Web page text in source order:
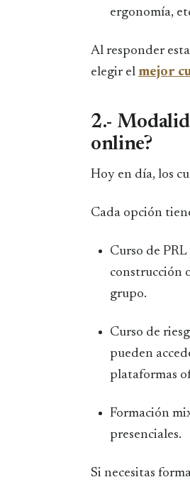
ergonomía,
Al responder
elegir el mejor
2.-
online?
Hoy en día, los
Cada opción
Curso de
construcción
grupo.
Curso de
pueden
plataformas
Formación
presenciales.
Si necesitas